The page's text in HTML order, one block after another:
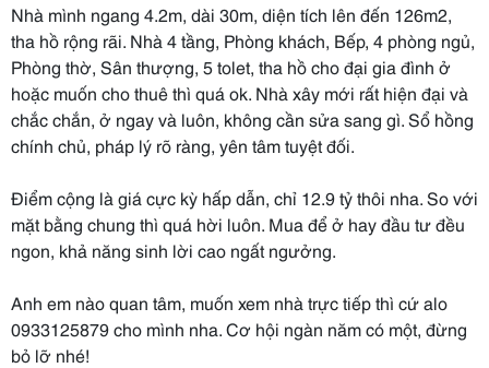
Nhà mình ngang 4.2m, dài 30m, diện tích lên đến 126m2,
tha hồ rộng rãi. Nhà 4 tầng, Phòng khách, Bếp, 4 phòng ngủ,
Phòng thờ, Sân thượng, 5 tolet, tha hồ cho đại gia đình ở
hoặc muốn cho thuê thì quá ok. Nhà xây mới rất hiện đại và
chắc chắn, ở ngay và luôn, không cần sửa sang gì. Sổ hồng
chính chủ, pháp lý rõ ràng, yên tâm tuyệt đối.
Điểm cộng là giá cực kỳ hấp dẫn, chỉ 12.9 tỷ thôi nha. So với
mặt bằng chung thì quá hời luôn. Mua để ở hay đầu tư đều
ngon, khả năng sinh lời cao ngất ngưởng.
Anh em nào quan tâm, muốn xem nhà trực tiếp thì cứ alo
0933125879 cho mình nha. Cơ hội ngàn năm có một, đừng
bỏ lỡ nhé!